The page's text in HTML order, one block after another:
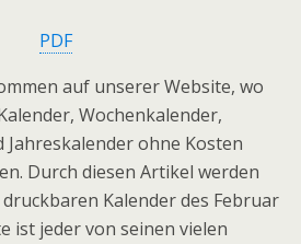
PDF
auf unserer Website, wo
Wochenkalender,
ohne Kosten
Durch diesen Artikel werden
Kalender des Februar
ist jeder von seinen vielen